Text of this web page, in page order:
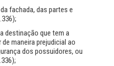
fachada, das partes e
destinação que tem a
maneira prejudicial ao
dos possuidores, ou